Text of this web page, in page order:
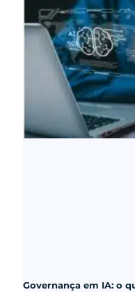
Governança em IA: o